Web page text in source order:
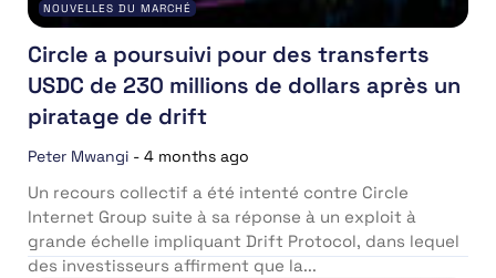
NOUVELLES DU MARCHÉ
Circle a poursuivi pour des transferts
USDC de 230 millions de dollars après un
piratage de drift
Peter Mwangi - 4 months ago
Un recours collectif a été intenté contre Circle
Internet Group suite à sa réponse à un exploit à
grande échelle impliquant Drift Protocol, dans lequel
des investisseurs affirment que la...